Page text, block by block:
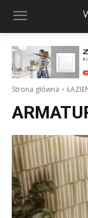
Strona główna